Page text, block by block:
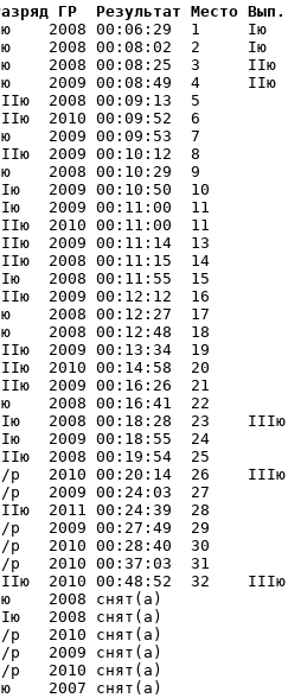
ГР  Результат Место Вып.
2008 00:06:29  1     Iю
2008 00:08:02  2     Iю
2008 00:08:25  3     IIю
2009 00:08:49  4     IIю
IIIю  2008 00:09:13  5
IIIю  2010 00:09:52  6
Iю    2009 00:09:53  7
IIIю  2009 00:10:12  8
Iю    2008 00:10:29  9
IIю   2009 00:10:50  10
IIю   2009 00:11:00  11
IIIю  2010 00:11:00  11
IIIю  2009 00:11:14  13
IIIю  2008 00:11:15  14
IIю   2008 00:11:55  15
IIIю  2009 00:12:12  16
Iю    2008 00:12:27  17
2008 00:12:48  18
IIIю  2009 00:13:34  19
IIIю  2010 00:14:58  20
IIIю  2009 00:16:26  21
Iю    2008 00:16:41  22
2008 00:18:28  23    IIIю
IIю   2009 00:18:55  24
IIIю  2008 00:19:54  25
р   2010 00:20:14  26    IIIю
б/р   2009 00:24:03  27
IIIю  2011 00:24:39  28
б/р   2009 00:27:49  29
б/р   2010 00:28:40  30
б/р   2010 00:37:03  31
2010 00:48:52  32    IIIю
2008 снят(а)
2008 снят(а)
р   2010 снят(а)
р   2009 снят(а)
р   2010 снят(а)
2007 снят(а)